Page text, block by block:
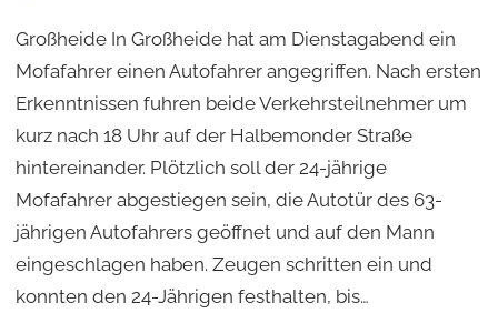
Großheide In Großheide hat am Dienstagabend ein
Mofafahrer einen Autofahrer angegriffen. Nach ersten
Erkenntnissen fuhren beide Verkehrsteilnehmer um
kurz nach 18 Uhr auf der Halbemonder Straße
hintereinander. Plötzlich soll der 24-jährige
Mofafahrer abgestiegen sein, die Autotür des 63-
jährigen Autofahrers geöffnet und auf den Mann
eingeschlagen haben. Zeugen schritten ein und
konnten den 24-Jährigen festhalten, bis…